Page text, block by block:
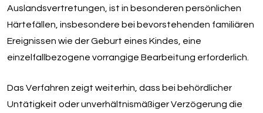
Auslandsvertretungen, ist in besonderen persönlichen
Härtefällen, insbesondere bei bevorstehenden familiären
Ereignissen wie der Geburt eines Kindes, eine
einzelfallbezogene vorrangige Bearbeitung erforderlich.
Das Verfahren zeigt weiterhin, dass bei behördlicher
Untätigkeit oder unverhältnismäßiger Verzögerung die